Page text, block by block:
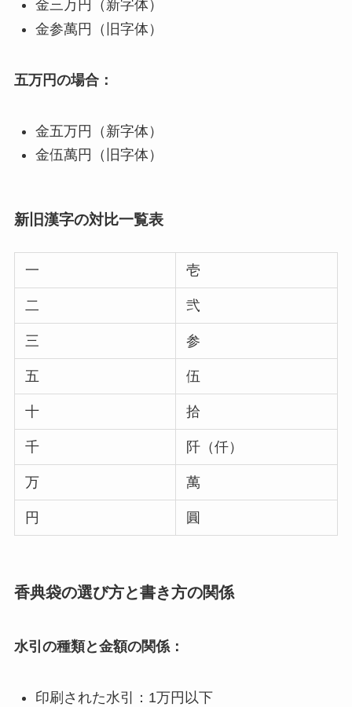
金三万円（新字体）
金参萬円（旧字体）
五万円の場合：
金五万円（新字体）
金伍萬円（旧字体）
新旧漢字の対比一覧表
一 壱
二 弐
三 参
五 伍
十 拾
千 阡（仟）
万 萬
円 圓
香典袋の選び方と書き方の関係
水引の種類と金額の関係：
印刷された水引：1万円以下